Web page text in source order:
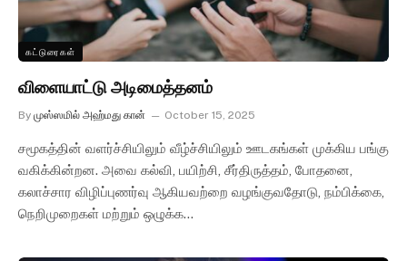
கட்டுரைகள்
விளையாட்டு அடிமைத்தனம்
By முஸ்ஸமில் அஹ்மது கான் October 15, 2025
சமூகத்தின் வளர்ச்சியிலும் வீழ்ச்சியிலும் ஊடகங்கள் முக்கிய பங்கு
வகிக்கின்றன. அவை கல்வி, பயிற்சி, சீர்திருத்தம், போதனை,
கலாச்சார விழிப்புணர்வு ஆகியவற்றை வழங்குவதோடு, நம்பிக்கை,
நெறிமுறைகள் மற்றும் ஒழுக்க…